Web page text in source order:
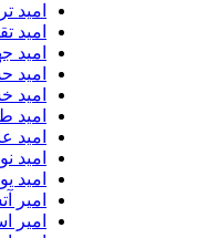
امید ترابی
امید تقی پور
امید جهان
امید حسنی
امید
امید طبایی
امید عامری
امید نوری
امید یوسفی
امیر آتشی
امیر